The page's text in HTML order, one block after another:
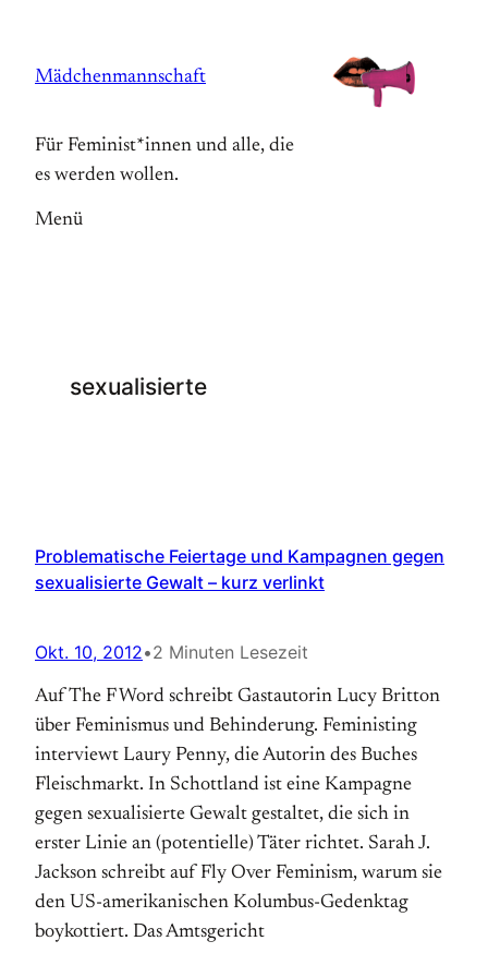
springen
Mädchenmannschaft
Für Feminist*innen und alle, die
es werden wollen.
Menü
sexualisierte
Problematische Feiertage und Kampagnen gegen
sexualisierte Gewalt – kurz verlinkt
Okt. 10, 2012•2 Minuten Lesezeit
Auf The F Word schreibt Gastautorin Lucy Britton
über Feminismus und Behinderung. Feministing
interviewt Laury Penny, die Autorin des Buches
Fleischmarkt. In Schottland ist eine Kampagne
gegen sexualisierte Gewalt gestaltet, die sich in
erster Linie an (potentielle) Täter richtet. Sarah J.
Jackson schreibt auf Fly Over Feminism, warum sie
den US-amerikanischen Kolumbus-Gedenktag
boykottiert. Das Amtsgericht